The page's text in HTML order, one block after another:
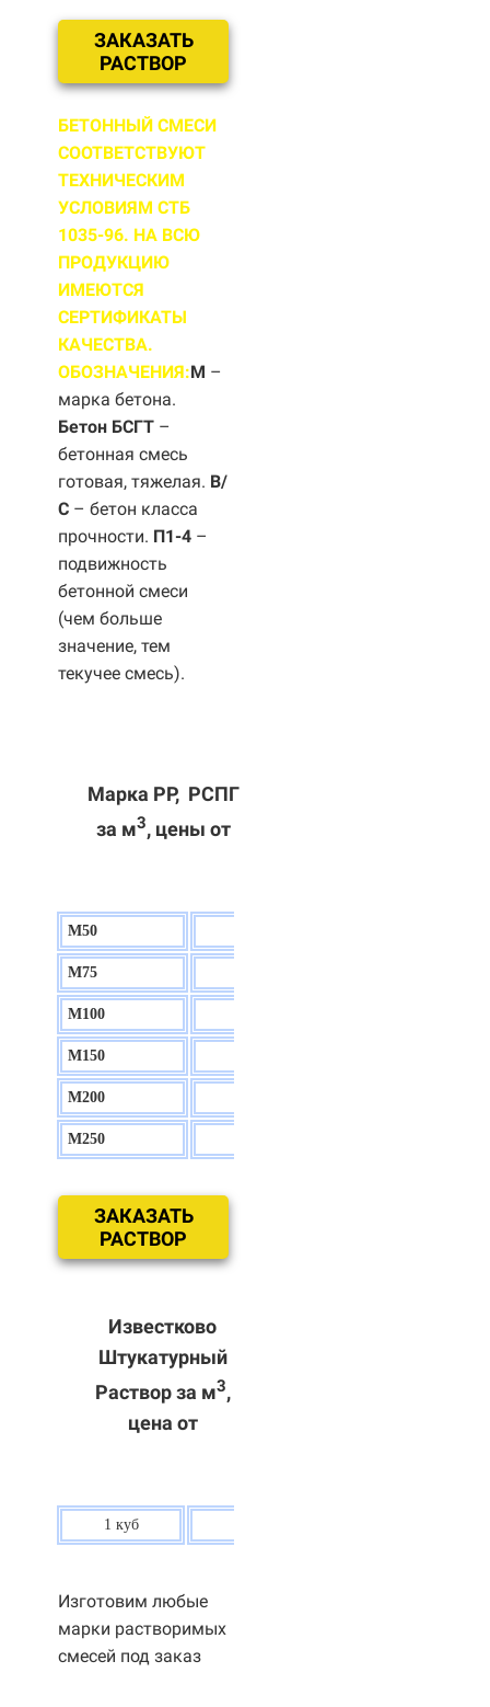
ЗАКАЗАТЬ
РАСТВОР
БЕТОННЫЙ СМЕСИ
СООТВЕТСТВУЮТ
ТЕХНИЧЕСКИМ
УСЛОВИЯМ СТБ
1035-96. НА ВСЮ
ПРОДУКЦИЮ
ИМЕЮТСЯ
СЕРТИФИКАТЫ
КАЧЕСТВА.
ОБОЗНАЧЕНИЯ:М –
марка бетона.
Бетон БСГТ –
бетонная смесь
готовая, тяжелая. B/
С – бетон класса
прочности. П1-4 –
подвижность
бетонной смеси
(чем больше
значение, тем
текучее смесь).
Марка РР, РСПГ
за м3, цены от
М50
М75
М100
М150
М200
М250
ЗАКАЗАТЬ
РАСТВОР
Известково
Штукатурный
Раствор за м3,
цена от
1 куб
Изготовим любые
марки растворимых
смесей под заказ